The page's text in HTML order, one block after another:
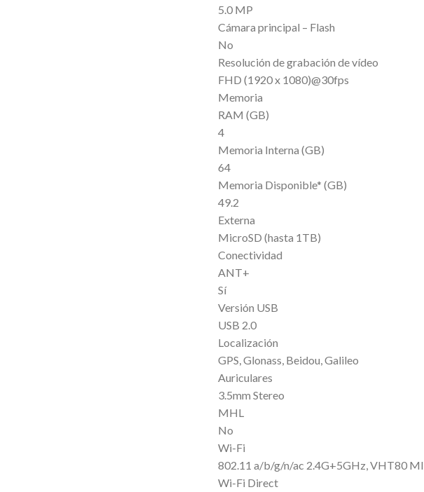
5.0 MP
Cámara principal – Flash
No
Resolución de grabación de vídeo
FHD (1920 x 1080)@30fps
Memoria
RAM (GB)
4
Memoria Interna (GB)
64
Memoria Disponible* (GB)
49.2
Externa
MicroSD (hasta 1TB)
Conectividad
ANT+
Sí
Versión USB
USB 2.0
Localización
GPS, Glonass, Beidou, Galileo
Auriculares
3.5mm Stereo
MHL
No
Wi-Fi
802.11 a/b/g/n/ac 2.4G+5GHz, VHT80
Wi-Fi Direct